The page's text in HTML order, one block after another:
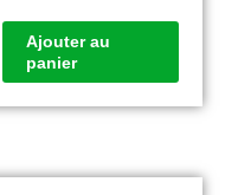
Ajouter au
panier